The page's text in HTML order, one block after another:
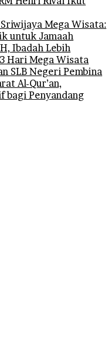
Mega Wisata:
untuk Jamaah
Ibadah Lebih
Hari Mega Wisata
SLB Negeri Pembina
Al-Qur’an,
bagi Penyandang